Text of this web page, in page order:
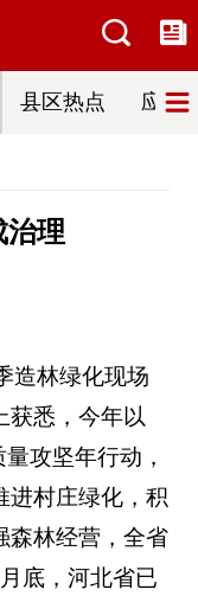
县区热点 应急
治理
造林绿化现场
获悉，今年以
攻坚年行动，
进村庄绿化，积
森林经营，全省
底，河北省已